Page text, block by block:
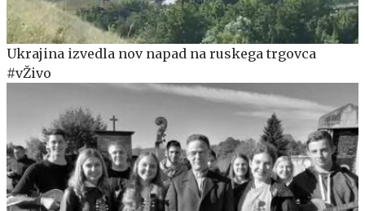
Ukrajina izvedla nov napad na ruskega trgovca
#vŽivo